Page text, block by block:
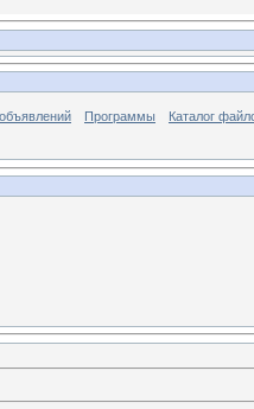
Программы Каталог